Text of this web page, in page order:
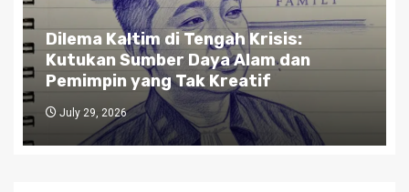
Dilema Kaltim di Tengah Krisis:
Kutukan Sumber Daya Alam dan
Pemimpin yang Tak Kreatif
July 29, 2026